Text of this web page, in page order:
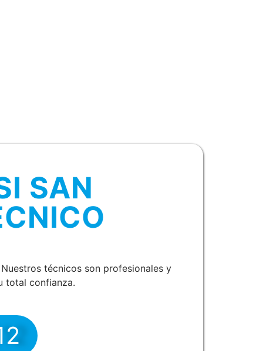
SAN
técnicos son profesionales y
total confianza.